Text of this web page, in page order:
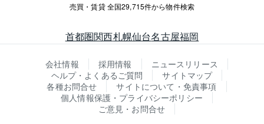
売買・賃貸 全国29,715件から物件検索
首都圏関西札幌仙台名古屋福岡
会社情報 採用情報
ニュースリリース
ヘルプ・よくあるご質問
サイトマップ
各種お問合せ
サイトについて・免責事項
個人情報保護・プライバシーポリシー
ご意見・お問合せ